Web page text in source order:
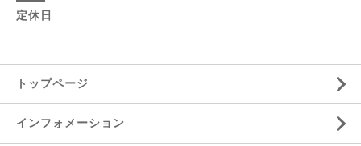
定休日
トップページ
インフォメーション